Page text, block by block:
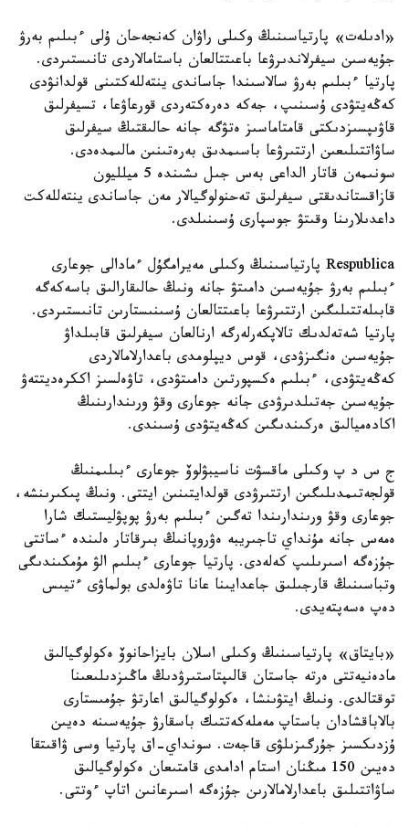
«ادىلەت» پارتياسىنىڭ وكىلى راۋان كەنجەحان ۇلى ءبىلىم بەرۋ
جۇيەسىن سيفرلاندىرۋعا باعىتتالعان باستامالاردى تانىستىردى.
پارتيا ءبىلىم بەرۋ سالاسىندا جاساندى ينتەللەكتىنى قولدانۋدى
كەڭەيتۋدى ۇسىنىپ، جەكە دەرەكتەردى قورعاۋعا، تسيفرلىق
قاۋىپسىزدىكتى قامتاماسىز ەتۋگە جانە حالىقتىڭ سيفرلىق
ساۋاتتىلىعىن ارتتىرۋعا باسىمدىق بەرەتىنىن مالىمدەدى.
سونىمەن قاتار الداعى بەس جىل ىشىندە 5 ميلليون
قازاقستاندىقتى سيفرلىق تەحنولوگيالار مەن جاساندى ينتەللەكت
داعدىلارىنا وقىتۋ جوسپارى ۇسىنىلدى.
Respublica پارتياسىنىڭ وكىلى مەيرامگۇل ءمادالى جوعارى
ءبىلىم بەرۋ جۇيەسىن دامىتۋ جانە ونىڭ حالىقارالىق باسەكەگە
قابىلەتتىلىگىن ارتتىرۋعا باعىتتالعان ۇسىنىستارىن تانىستىردى.
پارتيا شەتەلدىك تالاپكەرلەرگە ارنالعان سيفرلىق قابىلداۋ
جۇيەسىن ەنگىزۋدى، قوس ديپلومدى باعدارلامالاردى
كەڭەيتۋدى، ءبىلىم ەكسپورتىن دامىتۋدى، تاۋەلسىز اككرەديتتەۋ
جۇيەسىن جەتىلدىرۋدى جانە جوعارى وقۋ ورىندارىنىڭ
اكادەميالىق ەركىندىگىن كەڭەيتۋدى ۇسىندى.
ج س د پ وكىلى ماقسۋت ناسيبۋلوۆ جوعارى ءبىلىمنىڭ
قولجەتىمدىلىگىن ارتتىرۋدى قولدايتىنىن ايتتى. ونىڭ پىكىرىنشە،
جوعارى وقۋ ورىندارىندا تەگىن ءبىلىم بەرۋ پوپۋليستىك شارا
ەمەس جانە مۇنداي تاجىريبە ەۋروپانىڭ بىرقاتار ەلىندە ءساتتى
جۇزەگە اسىرىلىپ كەلەدى. پارتيا جوعارى ءبىلىم الۋ مۇمكىندىگى
وتباسىنىڭ قارجىلىق جاعدايىنا عانا تاۋەلدى بولماۋى ءتيىس
دەپ ەسەپتەيدى.
«بايتاق» پارتياسىنىڭ وكىلى اسلان بايزاحانوۆ ەكولوگيالىق
مادەنيەتتى ەرتە جاستان قالىپتاستىرۋدىڭ ماڭىزدىلىعىنا
توقتالدى. ونىڭ ايتۋىنشا، ەكولوگيالىق اعارتۋ جۇمىستارى
بالاباقشادان باستاپ مەملەكەتتىك باسقارۋ جۇيەسىنە دەيىن
ۇزدىكسىز جۇرگىزىلۋى قاجەت. سونداي-اق پارتيا وسى ۋاقىتقا
دەيىن 150 مىڭنان استام ادامدى قامتىعان ەكولوگيالىق
ساۋاتتىلىق باعدارلامالارىن جۇزەگە اسىرعانىن اتاپ ءوتتى.